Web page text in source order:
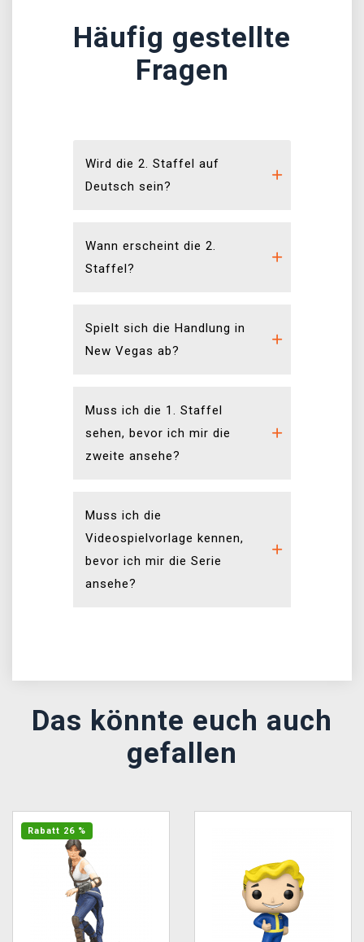
Häufig gestellte
Fragen
Wird die 2. Staffel auf
Deutsch sein?
Wann erscheint die 2.
Staffel?
Spielt sich die Handlung in
New Vegas ab?
Muss ich die 1. Staffel
sehen, bevor ich mir die
zweite ansehe?
Muss ich die
Videospielvorlage kennen,
bevor ich mir die Serie
ansehe?
Das könnte euch auch
gefallen
Rabatt 26 %